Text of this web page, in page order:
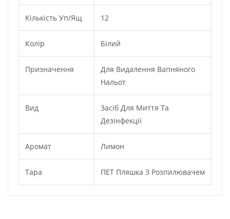
Кількість Уп/ящ 12
Колір Білий
Призначення
Для Видалення Вапняного
Нальот
Вид
Засіб Для Миття Та
Дезінфекції
Аромат Лимон
Тара ПЕТ Пляшка З Розпилювачем